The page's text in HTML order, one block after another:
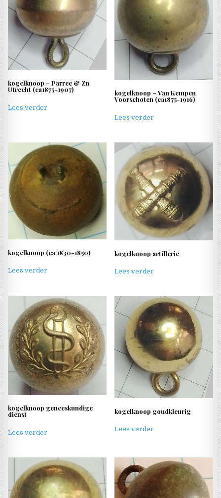
kogelknoop – Parree & Zn
Utrecht (ca1875-1907)
Lees verder
kogelknoop – Van Kempen
Voorschoten (ca1875-1916)
Lees verder
kogelknoop (ca 1830-1850)
Lees verder
kogelknoop artillerie
Lees verder
kogelknoop geneeskundige
dienst
Lees verder
kogelknoop goudkleurig
Lees verder